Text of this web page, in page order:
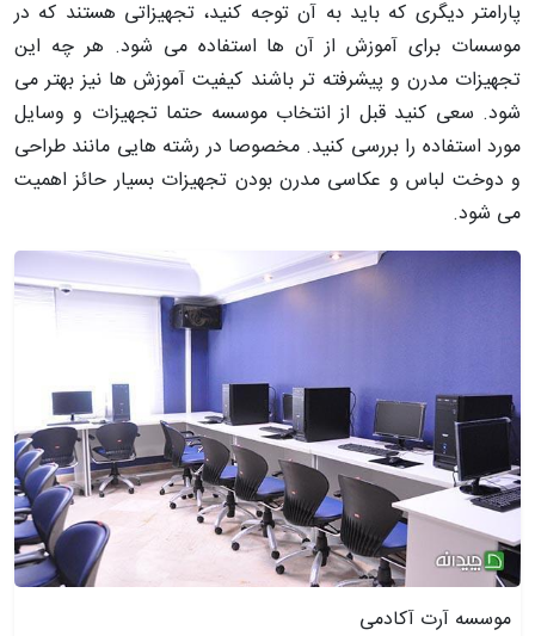
پارامتر دیگری که باید به آن توجه کنید، تجهیزاتی هستند که در
موسسات برای آموزش از آن ها استفاده می شود. هر چه این
تجهیزات مدرن و پیشرفته تر باشند کیفیت آموزش ها نیز بهتر می
شود. سعی کنید قبل از انتخاب موسسه حتما تجهیزات و وسایل
مورد استفاده را بررسی کنید. مخصوصا در رشته هایی مانند طراحی
و دوخت لباس و عکاسی مدرن بودن تجهیزات بسیار حائز اهمیت
می شود.
موسسه آرت آکادمی